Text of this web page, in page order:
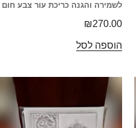
לשמירה והגנה כריכת עור צבע חום
₪270.00
הוספה לסל